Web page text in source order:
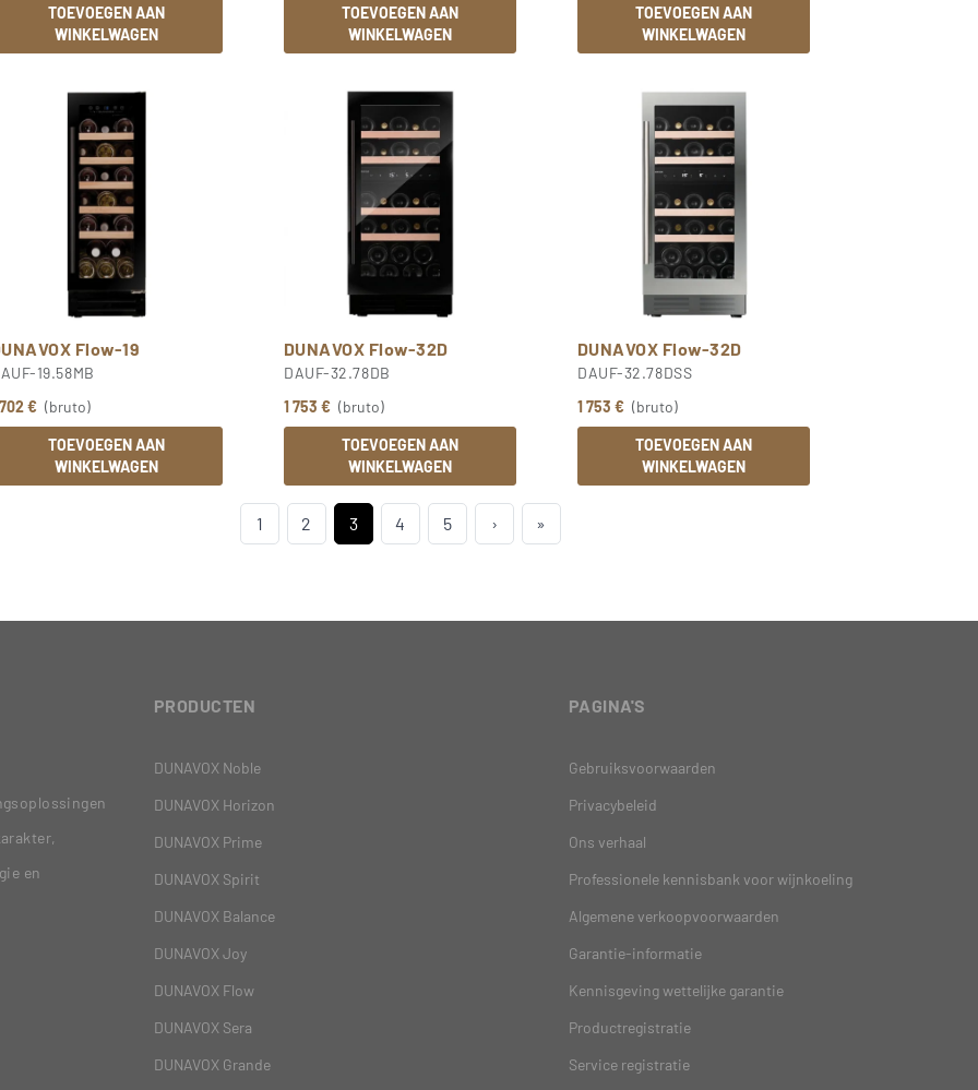
TOEVOEGEN AAN
WINKELWAGEN
TOEVOEGEN AAN
WINKELWAGEN
TOEVOEGEN AAN
WINKELWAGEN
Flow-19
19.58MB
€ (bruto)
TOEVOEGEN AAN
WINKELWAGEN
DUNAVOX Flow-32D
DAUF-32.78DB
1 753 € (bruto)
TOEVOEGEN AAN
WINKELWAGEN
DUNAVOX Flow-32D
DAUF-32.78DSS
1 753 € (bruto)
TOEVOEGEN AAN
WINKELWAGEN
1 2 3 4 5 › »
en
PRODUCTEN
DUNAVOX Noble
DUNAVOX Horizon
DUNAVOX Prime
DUNAVOX Spirit
DUNAVOX Balance
DUNAVOX Joy
DUNAVOX Flow
DUNAVOX Sera
DUNAVOX Grande
PAGINA'S
Gebruiksvoorwaarden
Privacybeleid
Ons verhaal
Professionele kennisbank voor wijnkoeling
Algemene verkoopvoorwaarden
Garantie-informatie
Kennisgeving wettelijke garantie
Productregistratie
Service registratie